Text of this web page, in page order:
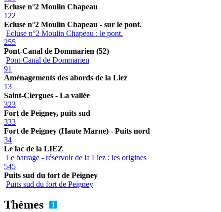
Ecluse n°2 Moulin Chapeau
122
Ecluse n°2 Moulin Chapeau - sur le pont.
Ecluse n°2 Moulin Chapeau : le pont.
255
Pont-Canal de Dommarien (52)
Pont-Canal de Dommarien
91
Aménagements des abords de la Liez
13
Saint-Ciergues - La vallée
323
Fort de Peigney, puits sud
333
Fort de Peigney (Haute Marne) - Puits nord
34
Le lac de la LIEZ
Le barrage - réservoir de la Liez : les origines
545
Puits sud du fort de Peigney
Puits sud du fort de Peigney
Thèmes